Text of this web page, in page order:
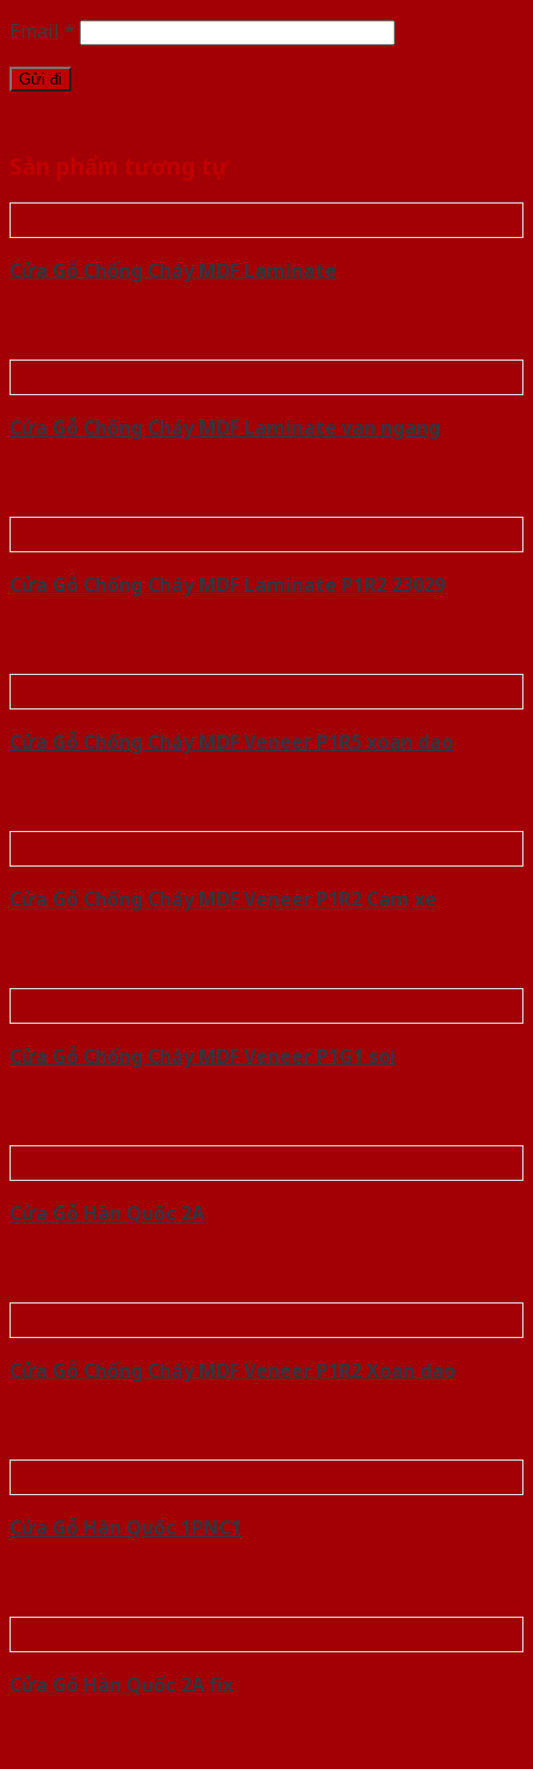
Email *
Sản phẩm tương tự
Cửa Gỗ Chống Cháy MDF Laminate
Cửa Gỗ Chống Cháy MDF Laminate van ngang
Cửa Gỗ Chống Cháy MDF Laminate P1R2 23029
Cửa Gỗ Chống Cháy MDF Veneer P1R5 xoan dao
Cửa Gỗ Chống Cháy MDF Veneer P1R2 Cam xe
Cửa Gỗ Chống Cháy MDF Veneer P1G1 soi
Cửa Gỗ Hàn Quốc 2A
Cửa Gỗ Chống Cháy MDF Veneer P1R2 Xoan dao
Cửa Gỗ Hàn Quốc 1PNC1
Cửa Gỗ Hàn Quốc 2A fix